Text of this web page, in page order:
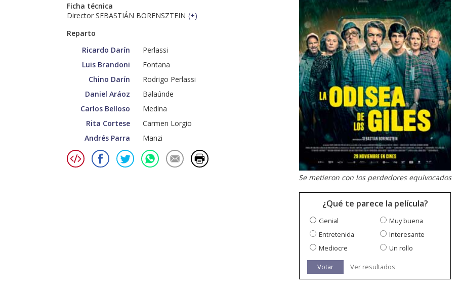
Ficha técnica
Director SEBASTIÁN BORENSZTEIN (+)
Reparto
Ricardo Darín
Perlassi
Luis Brandoni
Fontana
Chino Darín
Rodrigo Perlassi
Daniel Aráoz
Balaúnde
Carlos Belloso
Medina
Rita Cortese
Carmen Lorgio
Andrés Parra
Manzi
Se metieron con los perdedores equivocados
¿Qué te parece la película?
Genial
Muy buena
Entretenida
Interesante
Mediocre
Un rollo
Votar Ver resultados